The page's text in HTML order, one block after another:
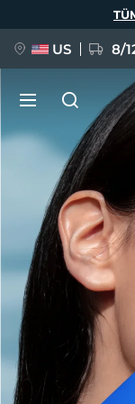
US 8/
YENİ
FAQ™ Pure
BREAKING
issa™ Teeth
Dil Seçimi
English
Français
Polski
Türkçe